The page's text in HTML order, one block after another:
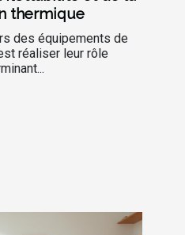
thermique
des équipements de
réaliser leur rôle